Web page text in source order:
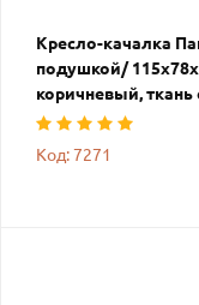
Кресло-качалка
подушкой/
коричневый, ткань
Код: 7271